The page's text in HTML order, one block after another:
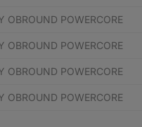
OBROUND POWERCORE
OBROUND POWERCORE
OBROUND POWERCORE
OBROUND POWERCORE